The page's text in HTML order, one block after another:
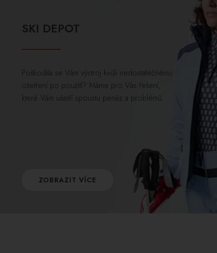
SKI DEPOT
Poškodila se Vám výstroj kvůli nedostatečnému
ošetření po použití? Máme pro Vás řešení,
které Vám ušetří spoustu peněz a problémů.
ZOBRAZIT VÍCE